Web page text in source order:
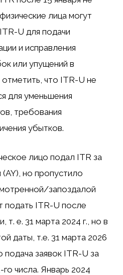
лица могут
U для подачи
и исправления
или упущений в
что ITR-U не
для уменьшения
требования
убытков.
лицо подал ITR за
(AY), но пропустило
запоздалой
подать ITR-U после
т. е. 31 марта 2024 г., но в
даты, т.е. 31 марта 2026
подача заявок ITR-U за
го числа. Январь 2024